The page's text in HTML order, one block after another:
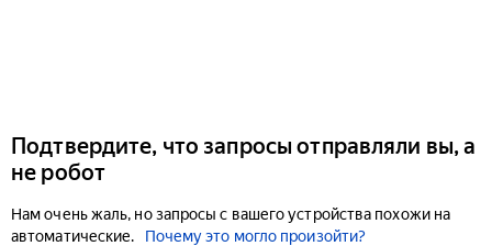
Подтвердите, что запросы отправляли вы, а
не робот
Нам очень жаль, но запросы с вашего устройства похожи на
автоматические.
Почему это могло произойти?